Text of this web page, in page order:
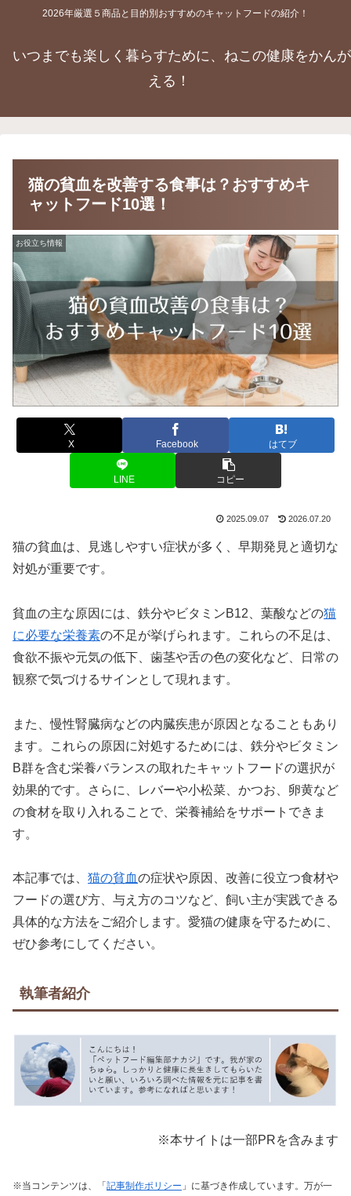
2026年厳選５商品と目的別おすすめのキャットフードの紹介！
いつまでも楽しく暮らすために、ねこの健康をかんが
える！
猫の貧血を改善する食事は？おすすめキ
ャットフード10選！
お役立ち情報
X Facebook はてブ
LINE コピー
2025.09.07 2026.07.20
猫の貧血は、見逃しやすい症状が多く、早期発見と適切な
対処が重要です。
貧血の主な原因には、鉄分やビタミンB12、葉酸などの猫
に必要な栄養素の不足が挙げられます。これらの不足は、
食欲不振や元気の低下、歯茎や舌の色の変化など、日常の
観察で気づけるサインとして現れます。
また、慢性腎臓病などの内臓疾患が原因となることもあり
ます。これらの原因に対処するためには、鉄分やビタミン
B群を含む栄養バランスの取れたキャットフードの選択が
効果的です。さらに、レバーや小松菜、かつお、卵黄など
の食材を取り入れることで、栄養補給をサポートできま
す。
本記事では、 猫の貧血の症状や原因、改善に役立つ食材や
フードの選び方、与え方のコツなど、飼い主が実践できる
具体的な方法をご紹介します。愛猫の健康を守るために、
ぜひ参考にしてください。
執筆者紹介
※本サイトは一部PRを含みます
※当コンテンツは、「 記事制作ポリシー 」に基づき作成しています。万が一